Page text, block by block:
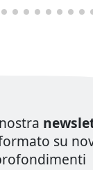
su